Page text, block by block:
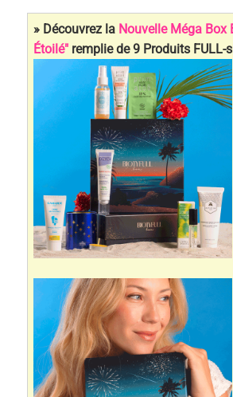
» Découvrez la Nouvelle Méga Box
Étoilé" remplie de 9 Produits FULL-